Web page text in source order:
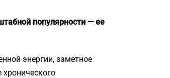
популярности — ее
энергии, заметное
хронического